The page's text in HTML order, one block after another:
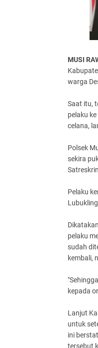
MUSI
warga
Saat itu,
pelaku
celana,
Polsek
sekira
Pelaku
pelaku
sudah
kembali,
kepada
Lanjut
untuk
ini
tersebut